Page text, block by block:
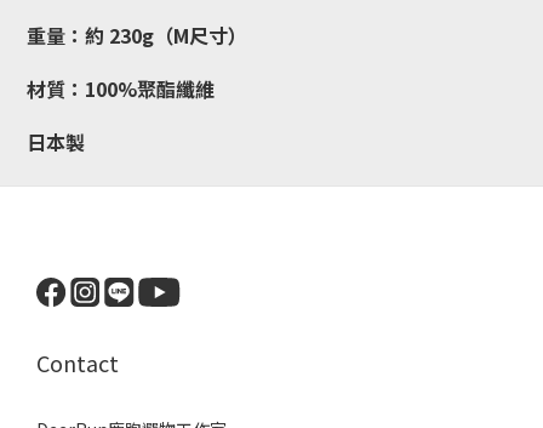
重量： 約 230g（M尺寸）
材質： 100%聚酯纖維
日本製
Contact